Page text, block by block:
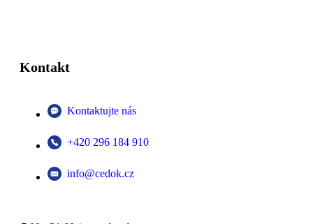
Kontakt
Kontaktujte nás
+420 296 184 910
info@cedok.cz